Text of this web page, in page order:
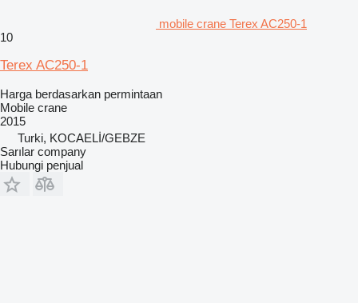
mobile crane Terex AC250-1
10
Terex AC250-1
Harga berdasarkan permintaan
Mobile crane
2015
Turki, KOCAELİ/GEBZE
Sarılar company
Hubungi penjual